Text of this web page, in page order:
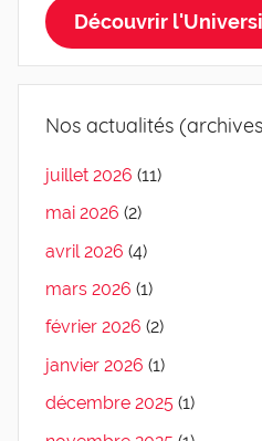
Découvrir
Nos actualités
juillet 2026 (11)
mai 2026 (2)
avril 2026 (4)
mars 2026 (1)
février 2026 (2)
janvier 2026 (1)
décembre 2025 (1)